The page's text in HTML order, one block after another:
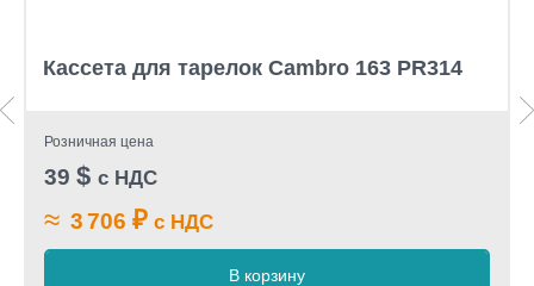
Кассета для тарелок Cambro 163 PR314
Розничная цена
39 $ с НДС
≈ 3 706 ₽ с НДС
В корзину